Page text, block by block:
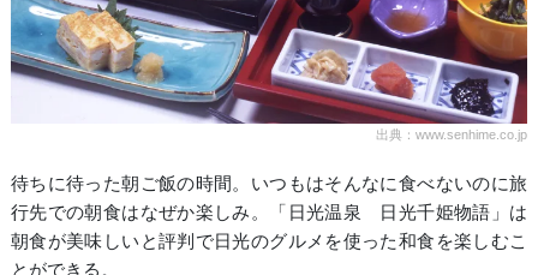
出典：www.senhime.co.jp
待ちに待った朝ご飯の時間。いつもはそんなに食べないのに旅
行先での朝食はなぜか楽しみ。「日光温泉 日光千姫物語」は
朝食が美味しいと評判で日光のグルメを使った和食を楽しむこ
とができる。